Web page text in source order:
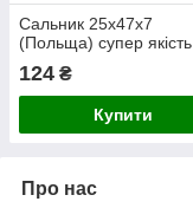
Сальник 25х47х7
(Польща) супер якість
124 ₴
Купити
Про нас